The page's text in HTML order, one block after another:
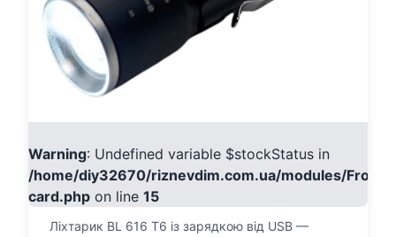
Warning: Undefined variable $stockStatus in
/home/diy32670/riznevdim.com.ua/modules/
card.php on line 15
Ліхтарик BL 616 T6 із зарядкою від USB —